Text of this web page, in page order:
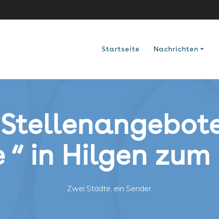
Startseite Nachrichten
“ in Hilgen zum
Zwei Städte, ein Sender.